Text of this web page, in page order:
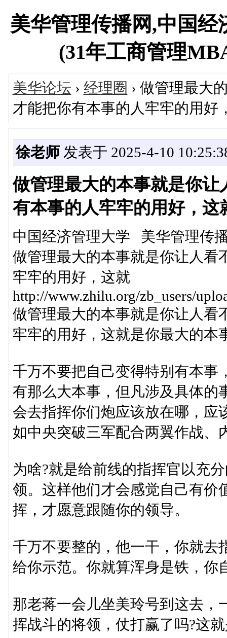
美华管理传播网,中国
(31年工商管理
美华论坛 › 经理圈 › 做管理最大
才能把你有本事的人牢牢的用好
徐老师发表于 2025-4-10
做管理最大的本事就是你
有本事的人牢牢的用好，这
中国经济管理大学 美华管理传
做管理最大的本事就是你让人看
牢牢的用好，这就
http://www.zhilu.org/zb_users/
做管理最大的本事就是你让人看
牢牢的用好，这就是你最大的本
千万不要把自己变得特别有本事
有那么大本事，但凡涉及具体的
会去指挥你们炮应该放在哪，应
如中央突破三军配合两翼作战、
为啥?就是给前线的指挥官以充
领。这样他们才会感觉自己有价
挥，才愿意跟随你的领导。
千万不要整的，他一干，你就去
给你示范。你就算浑身是铁，你
那老蒋一会儿坐美玲号到这去，
挥战斗的将领，仗打赢了吗?这